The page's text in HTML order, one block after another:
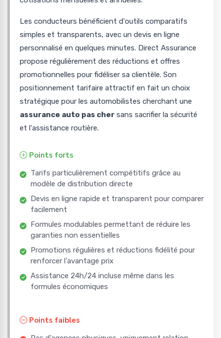
Les conducteurs bénéficient d'outils comparatifs
simples et transparents, avec un devis en ligne
personnalisé en quelques minutes. Direct Assurance
propose régulièrement des réductions et offres
promotionnelles pour fidéliser sa clientèle. Son
positionnement tarifaire attractif en fait un choix
stratégique pour les automobilistes cherchant une
assurance auto pas cher sans sacrifier la sécurité
et l'assistance routière.
Points forts
Tarifs particulièrement compétitifs grâce au
modèle de distribution directe
Devis en ligne rapide et transparent pour comparer
facilement
Formules modulables permettant de réduire les
garanties non essentielles
Promotions régulières et réductions fidélité pour
renforcer l'avantage prix
Assistance 24h/24 incluse même dans les
formules économiques
Points faibles